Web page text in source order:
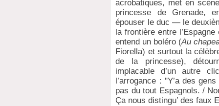
acrobatiques, met en
princesse de Grenade,
épouser le duc — le
la frontière entre
entend un boléro (Au
Fiorella) et surtout la
de la princesse),
implacable d’un autre
l’arrogance : "Y’a des
pas du tout Espagnols. /
Ça nous distingu’ des faux